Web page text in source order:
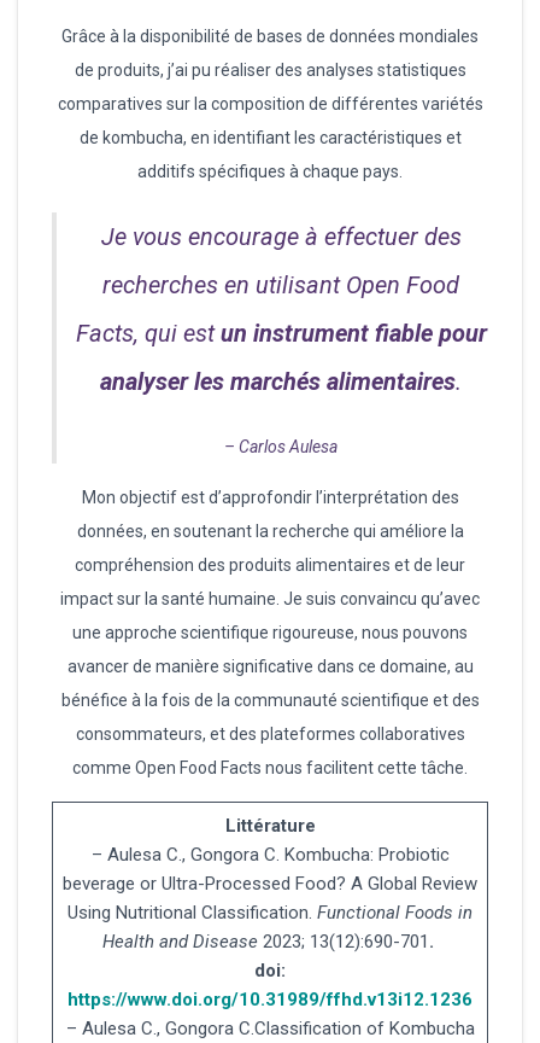
Grâce à la disponibilité de bases de données mondiales
de produits, j’ai pu réaliser des analyses statistiques
comparatives sur la composition de différentes variétés
de kombucha, en identifiant les caractéristiques et
additifs spécifiques à chaque pays.
Je vous encourage à effectuer des
recherches en utilisant Open Food
Facts, qui estun instrument fiable pour
analyser les marchés alimentaires.
– Carlos Aulesa
Mon objectif est d’approfondir l’interprétation des
données, en soutenant la recherche qui améliore la
compréhension des produits alimentaires et de leur
impact sur la santé humaine. Je suis convaincu qu’avec
une approche scientifique rigoureuse, nous pouvons
avancer de manière significative dans ce domaine, au
bénéfice à la fois de la communauté scientifique et des
consommateurs, et des plateformes collaboratives
comme Open Food Facts nous facilitent cette tâche.
Littérature
– Aulesa C., Gongora C. Kombucha: Probiotic
beverage or Ultra-Processed Food? A Global Review
Using Nutritional Classification. Functional Foods in
Health and Disease 2023; 13(12):690-701 .
doi:
https://www.doi.org/10.31989/ffhd.v13i12.1236
– Aulesa C., Gongora C.Classification of Kombucha